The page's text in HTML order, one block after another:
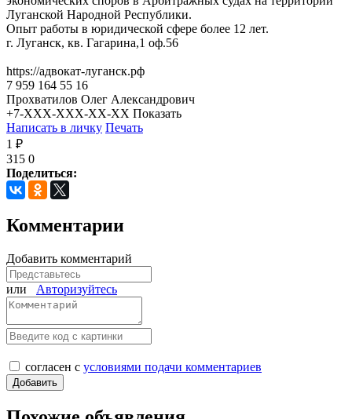
Луганской Народной Республики.
Опыт работы в юридической сфере более 12 лет.
г. Луганск, кв. Гагарина,1 оф.56
https://адвокат-луганск.рф
7 959 164 55 16
Прохватилов Олег Александрович
+7-XXX-XXX-XX-XX Показать
Написать в личку Печать
1 ₽
315 0
Поделиться:
Комментарии
Добавить комментарий
или Авторизуйтесь
согласен с условиями подачи комментариев